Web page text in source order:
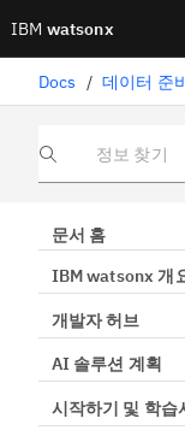
IBM watsonx
Docs / 데이터 준
정보 찾기
문서 홈
IBM watsonx 개
개발자 허브
AI 솔루션 계획
시작하기 및 학습